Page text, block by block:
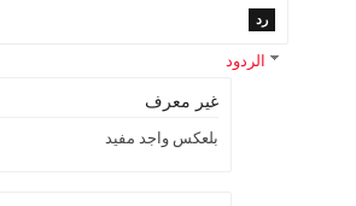
رد
الردود
غير معرف
بلعكس واجد مفيد